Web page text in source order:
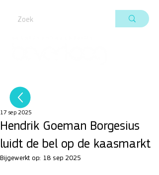
Hendrik Goeman Borgesius
luidt de bel op de kaasmarkt
17 sep 2025
Bijgewerkt op: 18 sep 2025